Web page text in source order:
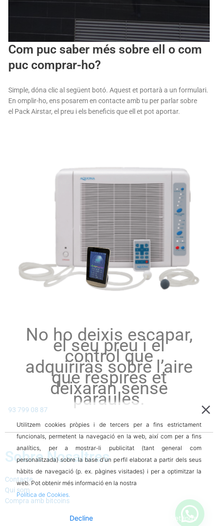
Com puc saber més sobre ell o com
puc comprar-ho?
Simple, dóna clic al següent botó. Aquest et portarà a un formulari.
En omplir-ho, ens posarem en contacte amb tu per parlar sobre
el Pack Airstar, el preu i els beneficis que ell et pot aportar.
No ho deixis escapar,
el seu preu i el
control que
adquiriràs sobre l’aire
que respires et
deixaran sense
paraules.
93 799 08 87
Sobre Nosaltres
Contacte
Qui som
Compra amb bitcoins
Utilitzem cookies pròpies i de tercers per a fins estrictament
funcionals, permetent la navegació en la web, així com per a fins
analítics, per a mostrar-li publicitat (tant general com
personalitzada) sobre la base d'un perfil elaborat a partir dels seus
hàbits de navegació (p. ex. pàgines visitades) i per a optimitzar la
web. Pot obtenir més informació en la nostra
Política de Cookies.
Decline Cookie Settings